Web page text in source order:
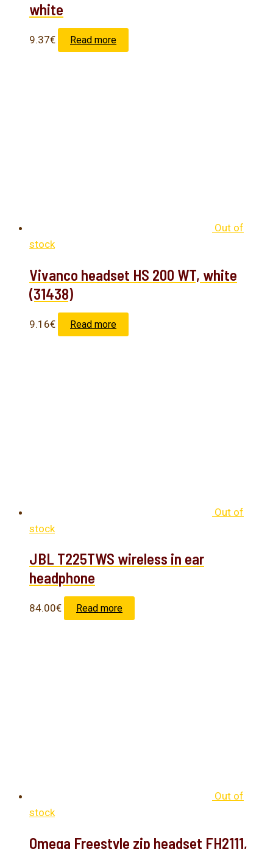
white
9.37€ Read more
Out of
stock
Vivanco headset HS 200 WT, white
(31438)
9.16€ Read more
Out of
stock
JBL T225TWS wireless in ear
headphone
84.00€ Read more
Out of
stock
Omega Freestyle zip headset FH2111,